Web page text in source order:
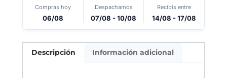
Compras hoy
06/08
Despachamos
07/08 - 10/08
Recibís entre
14/08 - 17/08
Descripción Información adicional